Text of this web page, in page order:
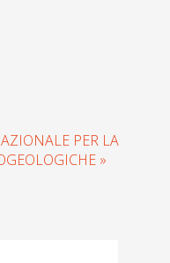
PER LA
»